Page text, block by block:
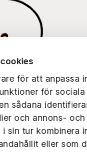
för att anpassa
för
sådana
och annons-
sin tur kombinera
eller som